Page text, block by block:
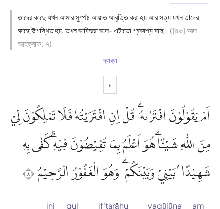
তাদের কাছে যখন আমার সুস্পষ্ট আয়াত আবৃত্তি করা হয় আর সত্য যখন তাদের
কাছে উপস্থিত হয়, তখন কাফিররা বলে- এটাতো প্রকাশ্য যাদু। ([৪৬] আল
আহক্বাফ: ৭)
ব্যাখ্যা
৮
اَمْ يَقُوْلُوْنَ افْتَرٰىهُ ۗ قُلْ اِنِ افْتَرَيْتُهٗ فَلَا تَمْلِكُوْنَ لِيْ
مِنَ اللّٰهِ شَيْـًٔا ۗهُوَ اَعْلَمُ بِمَا تُفِيْضُوْنَ فِيْهِۗ كَفٰى بِهٖ
شَهِيْدًا ۢ بَيْنِيْ وَبَيْنَكُمْ ۗ وَهُوَ الْغَفُوْرُ الرَّحِيْمُ ٨
am
yaqūlūna
if'tarāhu
qul
ini